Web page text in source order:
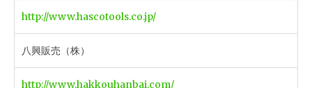
http://www.hascotools.co.jp/
八興販売（株）
http://www.hakkouhanbai.com/